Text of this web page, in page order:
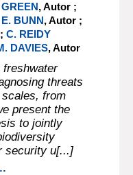
GREEN, Autor ;
BUNN, Autor ;
;C. REIDY
DAVIES, Autor
freshwater
threats
from
present the
to jointly
security u[...]